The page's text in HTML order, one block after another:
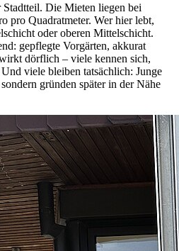
Die Mieten liegen bei
pro Quadratmeter. Wer hier lebt,
oder oberen Mittelschicht.
gepflegte Vorgärten, akkurat
dörflich – viele kennen sich,
viele bleiben tatsächlich: Junge
gründen später in der Nähe